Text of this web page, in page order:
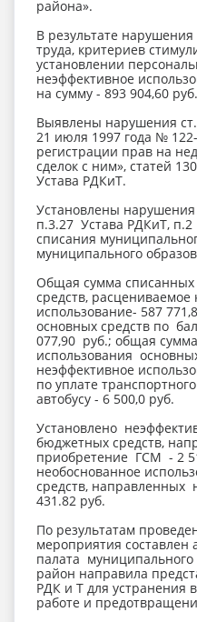
района».
В результате
труда, критериев
установлении
неэффективное
на сумму - 893 904,60 руб.
Выявлены нарушения
21 июля 1997 года №
регистрации прав на
сделок с ним», статей
Устава РДКиТ.
Установлены
п.3.27 Устава РДКиТ, п.2
списания
муниципального
Общая сумма
средств,
использование- 587
основных средств по
077,90 руб.; общая
использования
неэффективное
по уплате
автобусу - 6 500,0 руб.
Установлено
бюджетных средств,
приобретение ГСМ - 2
необоснованное
средств,
431.82 руб.
По результатам
мероприятия
палата
район направила
РДК и Т для устранения
работе и